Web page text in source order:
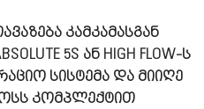
კამკამასგან
5S ან HIGH FLOW-ს
სისტემა და მიიღე
კომპლექტით